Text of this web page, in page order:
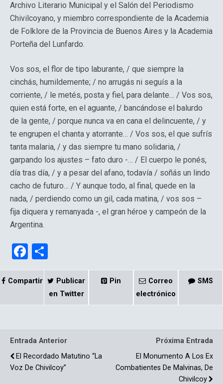
Archivo Literario Municipal y el Salón del Periodismo
Chivilcoyano, y miembro correspondiente de la Academia
de Folklore de la Provincia de Buenos Aires y la Academia
Porteña del Lunfardo.
Vos sos, el flor de tipo laburante, / que siempre la
cinchás, humildemente; / no arrugás ni seguís a la
corriente, / le metés, posta y fiel, para delante… / Vos sos,
quien está forte, en el aguante, / bancándose el balurdo
de la gente, / porque nunca va en cana el delincuente, / y
te engrupen el chanta y atorrante… / Vos sos, el que sufrís
tanta malaria, / y das siempre tu mano solidaria, /
garpando los ajustes – fato duro -… / El cuerpo le ponés,
día tras día, / y a pesar del afano, todavía / soñás un lindo
cacho de futuro… / Y aunque todo, al final, quede en la
nada, / perdiendo como un gil, cada matina, / vos sos –
fija diquera y remanyada -, el gran héroe y campeón de la
Argentina.
F
a
ce
k
o
m
p
Compartir
Publicar
en Twitter
Pin
Correo
electrónico
SMS
Entrada Anterior
El Recordado Matutino “La
Voz De Chivilcoy”
Próxima Entrada
El Monumento A Los Ex
Combatientes De Malvinas, De
Chivilcoy